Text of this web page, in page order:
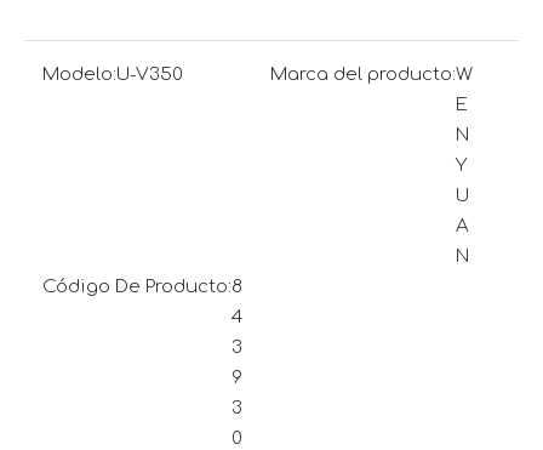
Modelo:U-V350 Marca del producto:W
E
N
Y
U
A
N
Código De Producto:8
4
3
9
3
0